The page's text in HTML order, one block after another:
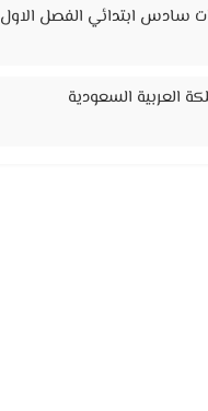
سادس ابتدائي الفصل الاول
العربية السعودية